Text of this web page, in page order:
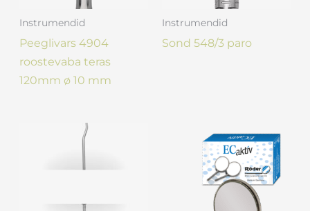
Instrumendid
Peeglivars 4904
roostevaba teras
120mm ø 10 mm
Instrumendid
Sond 548/3 paro